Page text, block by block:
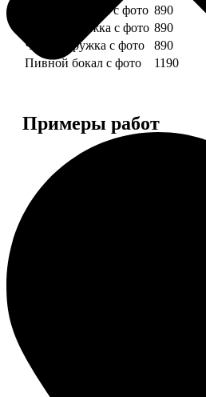
Зеленая кружка с фото 890
Голубая кружка с фото 890
Черная кружка с фото
890
Пивной бокал с фото
1190
Примеры работ